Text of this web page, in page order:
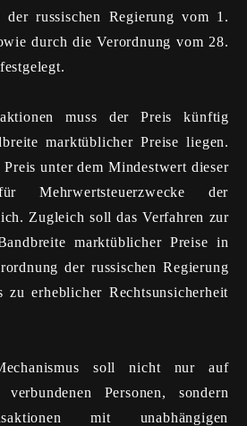
der russischen Regierung vom 1.
durch die Verordnung vom 28.
muss der Preis künftig
marktüblicher Preise liegen.
unter dem Mindestwert dieser
Mehrwertsteuerzwecke der
Zugleich soll das Verfahren zur
marktüblicher Preise in
der russischen Regierung
zu erheblicher Rechtsunsicherheit
soll nicht nur auf
Personen, sondern
mit unabhängigen